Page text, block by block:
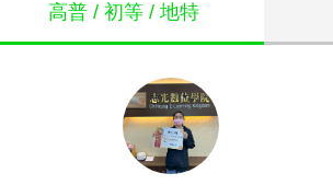
高普 / 初等 / 地特